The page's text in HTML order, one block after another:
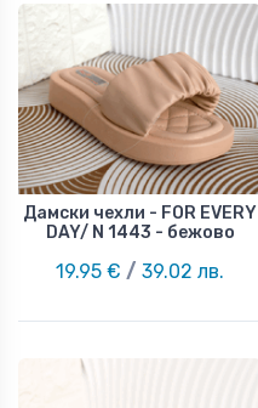
Дамски чехли - FOR EVERY
DAY/ N 1443 - бежово
19.95 € / 39.02 лв.